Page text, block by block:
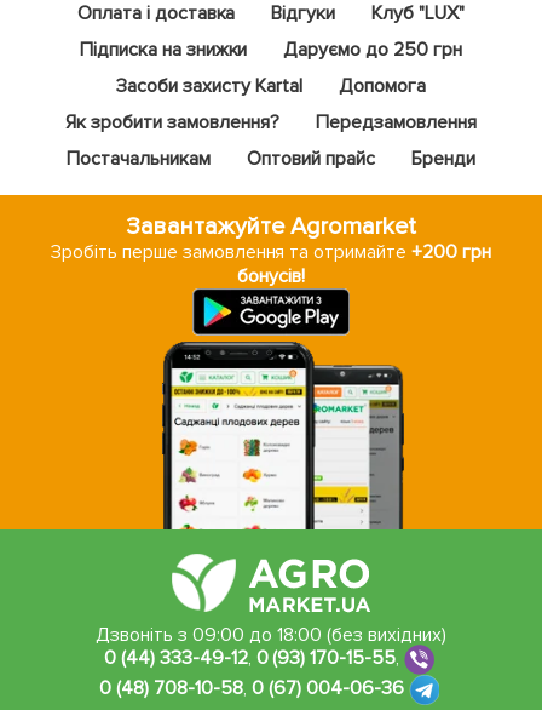
Оплата і доставка
Відгуки
Клуб "LUX"
Підписка на знижки
Даруємо до 250 грн
Засоби захисту Kartal
Допомога
Як зробити замовлення?
Передзамовлення
Постачальникам
Оптовий прайс Бренди
Завантажуйте Agromarket
Зробіть перше замовлення та отримайте+200 грн
бонусів!
Дзвоніть з 09:00 до 18:00 (без вихідних)
0 (44) 333-49-12, 0 (93) 170-15-55,
0 (48) 708-10-58, 0 (67) 004-06-36